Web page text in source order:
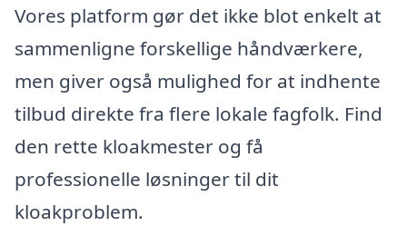
Vores platform gør det ikke blot enkelt at
sammenligne forskellige håndværkere,
men giver også mulighed for at indhente
tilbud direkte fra flere lokale fagfolk. Find
den rette kloakmester og få
professionelle løsninger til dit
kloakproblem.